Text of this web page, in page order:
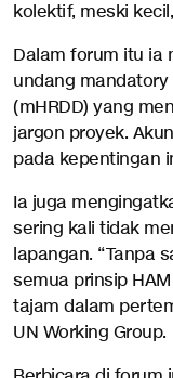
kolektif, meski
Dalam forum itu ia
undang mandatory
(mHRDD) yang
jargon proyek.
pada kepentingan
Ia juga
sering kali tidak
lapangan. “Tanpa
semua prinsip
tajam dalam
UN Working Group.